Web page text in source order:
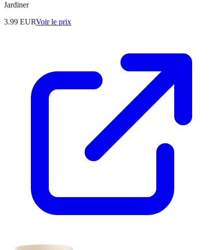
Jardiner
3.99 EURVoir le prix